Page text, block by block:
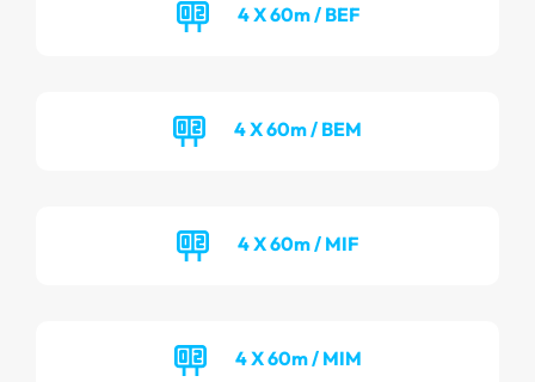
4 X 60m / BEF
4 X 60m / BEM
4 X 60m / MIF
4 X 60m / MIM